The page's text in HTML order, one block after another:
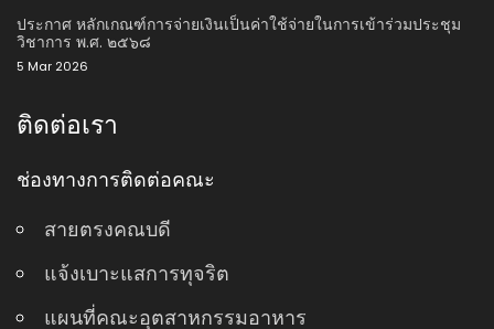
ประกาศ หลักเกณฑ์การจ่ายเงินเป็นค่าใช้จ่ายในการเข้าร่วมประชุม
วิชาการ พ.ศ. ๒๕๖๘
5 Mar 2026
ติดต่อเรา
ช่องทางการติดต่อคณะ
สายตรงคณบดี
แจ้งเบาะแสการทุจริต
แผนที่คณะอุตสาหกรรมอาหาร